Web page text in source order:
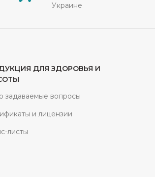
Украине
ДЛЯ ЗДОРОВЬЯ И
задаваемые вопросы
и лицензии
листы